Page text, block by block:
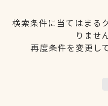
検索条件に当てはまる
りませ
再度条件を変更し